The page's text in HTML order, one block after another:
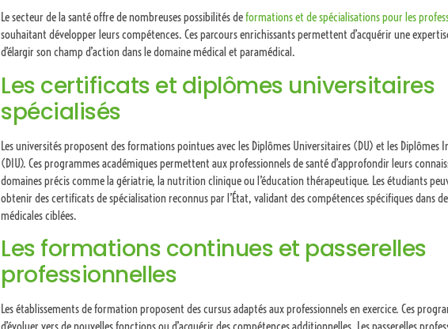
Le secteur de la santé offre de nombreuses possibilités deformations et de spécialisations pour les
souhaitant développer leurs compétences. Ces parcours enrichissants permettent d’acquérir une
d’élargir son champ d’action dans le domaine médical et paramédical.
Les certificats et diplômes universitaires
spécialisés
Les universités proposent des formations pointues avec les Diplômes Universitaires (DU) et les Diplômes
(DIU). Ces programmes académiques permettent aux professionnels de santé d’approfondir leurs
domaines précis comme la gériatrie, la nutrition clinique ou l’éducation thérapeutique. Les étudiants
obtenir des certificats de spécialisation reconnus par l’État, validant des compétences spécifiques dans
médicales ciblées.
Les formations continues et passerelles
professionnelles
Les établissements de formation proposent des cursus adaptés aux professionnels en exercice. Ces